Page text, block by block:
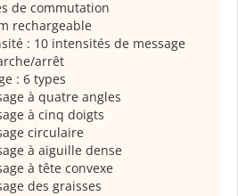
de commutation
rechargeable
: 10 intensités de message
arrêt
: 6 types
à quatre angles
à cinq doigts
circulaire
à aiguille dense
à tête convexe
des graisses